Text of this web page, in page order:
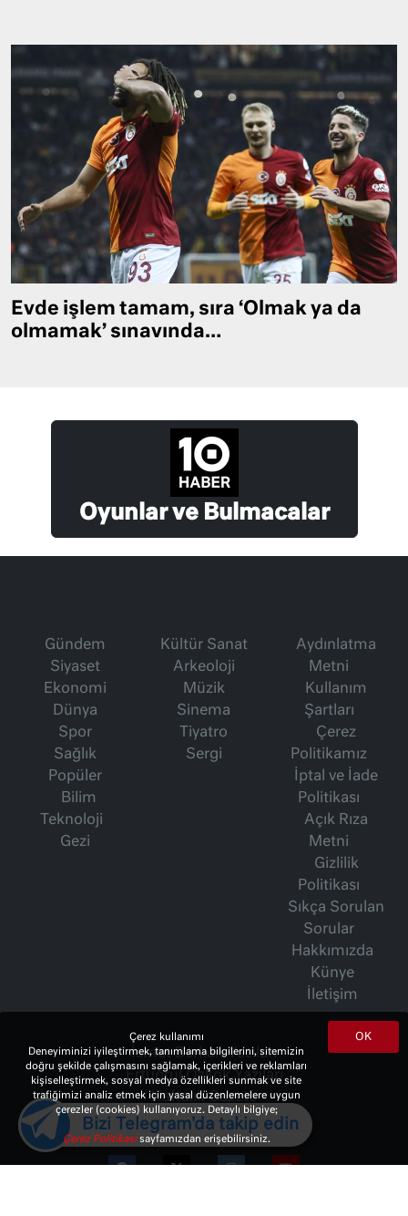
Evde işlem tamam, sıra ‘Olmak ya da
olmamak’ sınavında…
Oyunlar ve Bulmacalar
Gündem
Siyaset
Ekonomi
Dünya
Spor
Sağlık
Popüler
Bilim
Teknoloji
Gezi
Kültür Sanat
Arkeoloji
Müzik
Sinema
Tiyatro
Sergi
Aydınlatma
Metni
Kullanım
Şartları
Çerez
Politikamız
İptal ve İade
Politikası
Açık Rıza
Metni
Gizlilik
Politikası
Sıkça Sorulan
Sorular
Hakkımızda
Künye
İletişim
İsmet Berkan Yazıları
Ertuğrul Özkök Yazıları
Haftalık Gazete
OK
Çerez kullanımı
Deneyiminizi iyileştirmek, tanımlama bilgilerini, sitemizin
doğru şekilde çalışmasını sağlamak, içerikleri ve reklamları
kişiselleştirmek, sosyal medya özellikleri sunmak ve site
trafiğimizi analiz etmek için yasal düzenlemelere uygun
çerezler (cookies) kullanıyoruz. Detaylı bilgiye;
Çerez Politikasısayfamızdan erişebilirsiniz.
Bizi Telegram'da takip edin